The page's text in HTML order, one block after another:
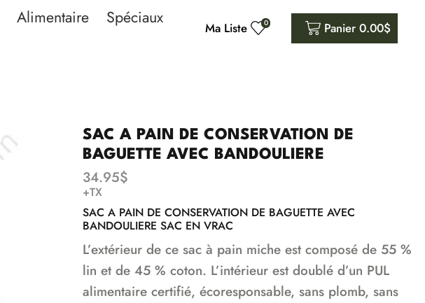
Alimentaire
Spéciaux
Ma Liste 0 Panier 0.00$
SAC A PAIN DE CONSERVATION DE
BAGUETTE AVEC BANDOULIERE
34.95$
+TX
SAC A PAIN DE CONSERVATION DE BAGUETTE AVEC
BANDOULIERE SAC EN VRAC
L’extérieur de ce sac à pain miche est composé de 55 %
lin et de 45 % coton. L’intérieur est doublé d’un PUL
alimentaire certifié, écoresponsable, sans plomb, sans